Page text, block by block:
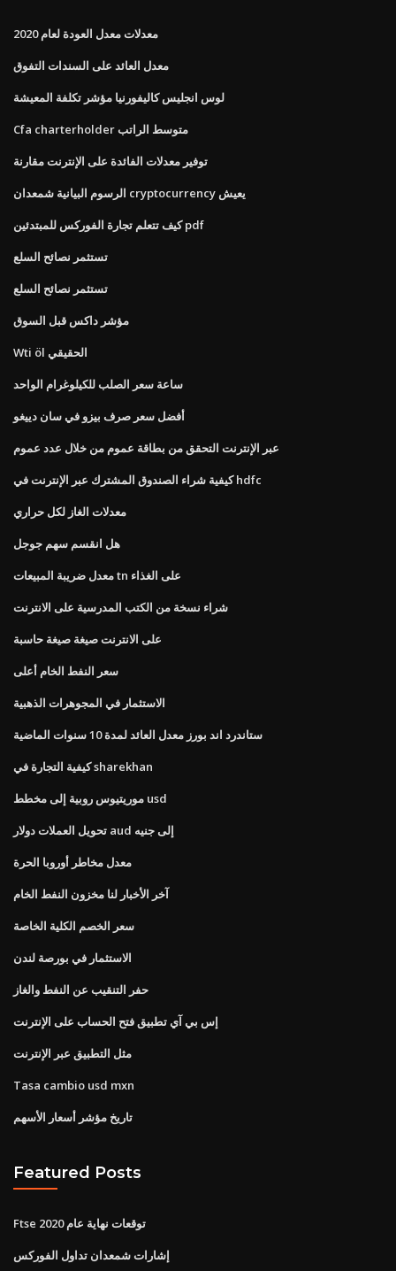
معدلات معدل العودة لعام 2020
معدل العائد على السندات التفوق
لوس انجليس كاليفورنيا مؤشر تكلفة المعيشة
Cfa charterholder متوسط ​​الراتب
توفير معدلات الفائدة على الإنترنت مقارنة
الرسوم البيانية شمعدان cryptocurrency يعيش
كيف تتعلم تجارة الفوركس للمبتدئين pdf
تستثمر نصائح السلع
تستثمر نصائح السلع
مؤشر داكس قبل السوق
Wti öl الحقيقي
ساعة سعر الصلب للكيلوغرام الواحد
أفضل سعر صرف بيزو في سان دييغو
عبر الإنترنت التحقق من بطاقة عموم من خلال عدد عموم
كيفية شراء الصندوق المشترك عبر الإنترنت في hdfc
معدلات الغاز لكل حراري
هل انقسم سهم جوجل
معدل ضريبة المبيعات tn على الغذاء
شراء نسخة من الكتب المدرسية على الانترنت
على الانترنت صيغة صيغة حاسبة
سعر النفط الخام أعلى
الاستثمار في المجوهرات الذهبية
ستاندرد اند بورز معدل العائد لمدة 10 سنوات الماضية
كيفية التجارة في sharekhan
موريتيوس روبية إلى مخطط usd
تحويل العملات دولار aud إلى جنيه
معدل مخاطر أوروبا الحرة
آخر الأخبار لنا مخزون النفط الخام
سعر الخصم الكلية الخاصة
الاستثمار في بورصة لندن
حفر التنقيب عن النفط والغاز
إس بي آي تطبيق فتح الحساب على الإنترنت
مثل التطبيق عبر الإنترنت
Tasa cambio usd mxn
تاريخ مؤشر أسعار الأسهم
Featured Posts
Ftse توقعات نهاية عام 2020
إشارات شمعدان تداول الفوركس